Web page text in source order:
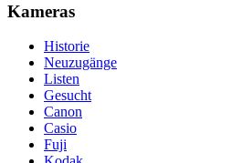
Kameras
Historie
Neuzugänge
Listen
Gesucht
Canon
Casio
Fuji